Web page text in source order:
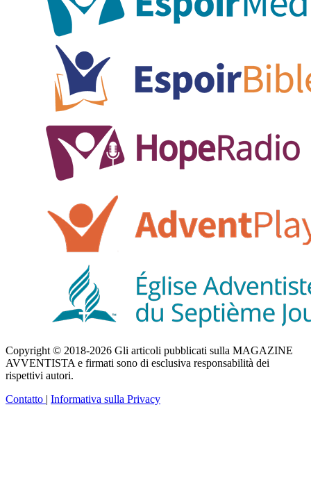
Copyright © 2018-2026 Gli articoli pubblicati sulla MAGAZINE
AVVENTISTA e firmati sono di esclusiva responsabilità dei
rispettivi autori.
Contatto | Informativa sulla Privacy